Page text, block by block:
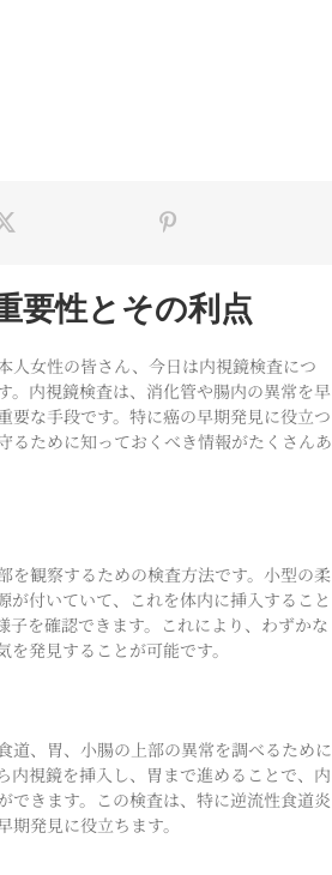
要性とその利点
人女性の皆さん、今日は内視鏡検査につ
。内視鏡検査は、消化管や腸内の異常を早
要な手段です。特に癌の早期発見に役立つ
るために知っておくべき情報がたくさんあ
を観察するための検査方法です。小型の柔
が付いていて、これを体内に挿入すること
子を確認できます。これにより、わずかな
発見することが可能です。
道、胃、小腸の上部の異常を調べるために
内視鏡を挿入し、胃まで進めることで、内
できます。この検査は、特に逆流性食道炎
発見に役立ちます。